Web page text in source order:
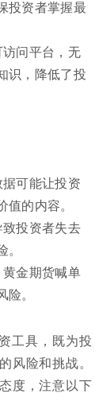
投资者掌握最
问平台，无
识，降低了投
可能让投资
的内容。
投资者失去
金期货喊单
。
工具，既为投
风险和挑战。
度，注意以下